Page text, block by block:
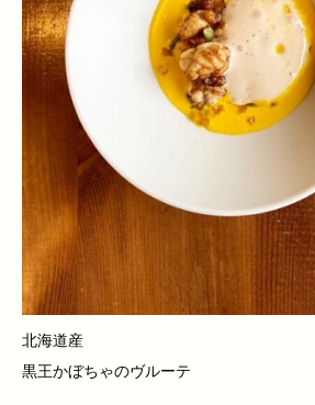
北海道産
黒王かぼちゃのヴルーテ